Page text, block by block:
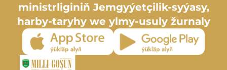
ministrliginiň Jemgyýetçilik-syýasy,
harby-taryhy we ylmy-usuly žurnaly